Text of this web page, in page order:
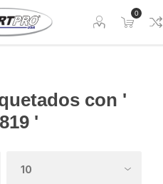
0
con '
'